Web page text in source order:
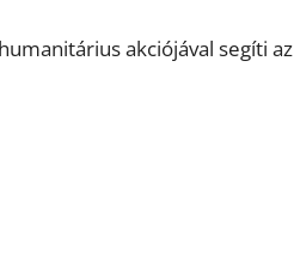
akciójával segíti az